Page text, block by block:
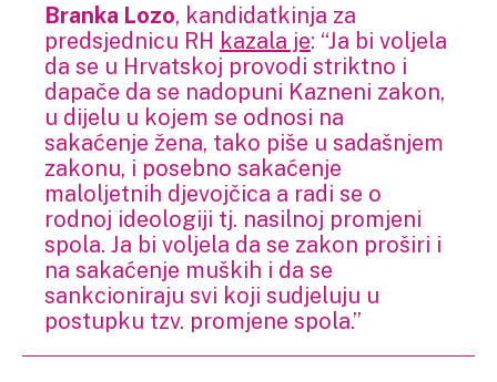
Branka Lozo, kandidatkinja za
predsjednicu RH kazala je: “Ja bi voljela
da se u Hrvatskoj provodi striktno i
dapače da se nadopuni Kazneni zakon,
u dijelu u kojem se odnosi na
sakaćenje žena, tako piše u sadašnjem
zakonu, i posebno sakaćenje
maloljetnih djevojčica a radi se o
rodnoj ideologiji tj. nasilnoj promjeni
spola. Ja bi voljela da se zakon proširi i
na sakaćenje muških i da se
sankcioniraju svi koji sudjeluju u
postupku tzv. promjene spola.”